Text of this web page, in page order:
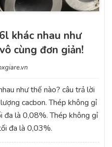
khác nhau như
cùng đơn giản!
như thế nào? câu trả lời
cacbon. Thép không gỉ
đa là 0,08%. Thép không gỉ
đa là 0,03%.